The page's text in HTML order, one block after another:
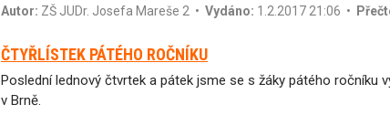
Autor: ZŠ JUDr. Josefa Mareše 2 • Vydáno: 1.2.2017 21:06 •
ČTYŘLÍSTEK PÁTÉHO ROČNÍKU
Poslední lednový čtvrtek a pátek jsme se s žáky pátého ročníku
v Brně.